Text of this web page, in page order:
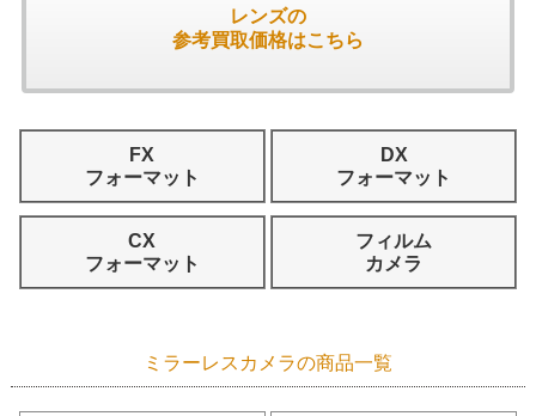
レンズの
参考買取価格はこちら
FX
フォーマット
DX
フォーマット
CX
フォーマット
フィルム
カメラ
ミラーレスカメラの商品一覧